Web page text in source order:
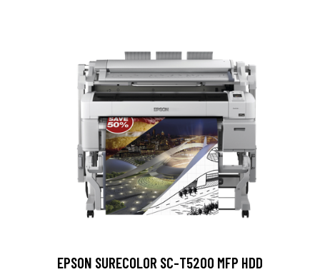
EPSON SURECOLOR SC-T5200 MFP HDD